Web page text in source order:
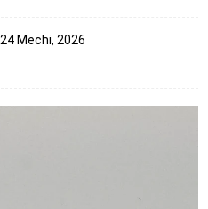
24 Mechi, 2026